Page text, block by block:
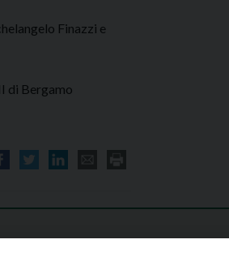
Finazzi e
di Bergamo